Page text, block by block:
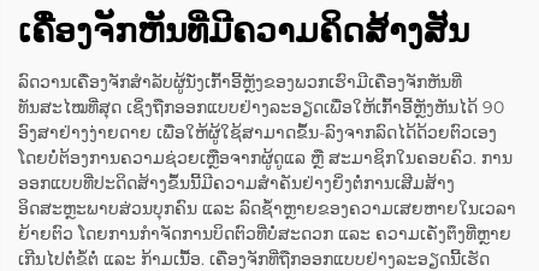
ເຄື່ອງຈັກຫັນທີ່ມີຄວາມຄິດສ້າງສັນ
ລົດວານເຄື່ອງຈັກສຳລັບຜູ້ນັ່ງເກົ້າອີ້ຫຼັງຂອງພວກເຮົາມີເຄື່ອງຈັກຫັນທີ່
ທັນສະໄໝທີ່ສຸດ ເຊິ່ງຖືກອອກແບບຢ່າງລະອຽດເພື່ອໃຫ້ເກົ້າອີ້ຫຼັງຫັນໄດ້ 90
ອົງສາຢ່າງງ່າຍດາຍ ເພື່ອໃຫ້ຜູ້ໃຊ້ສາມາດຂຶ້ນ-ລົງຈາກລົດໄດ້ດ້ວຍຕົວເອງ
ໂດຍບໍ່ຕ້ອງການຄວາມຊ່ວຍເຫຼືອຈາກຜູ້ດູແລ ຫຼື ສະມາຊິກໃນຄອບຄົວ. ການ
ອອກແບບທີ່ປະດິດສ້າງຂຶ້ນນີ້ມີຄວາມສຳຄັນຢ່າງຍິ່ງຕໍ່ການເສີມສ້າງ
ອິດສະຫຼະພາບສ່ວນບຸກຄົນ ແລະ ລົດຊ້ຳຫຼາຍຂອງຄວາມເສຍຫາຍໃນເວລາ
ຍ້າຍຕົວ ໂດຍການກຳຈັດການບິດຕົວທີ່ບໍ່ສະດວກ ແລະ ຄວາມເຄັ່ງຕຶງທີ່ຫຼາຍ
ເກີນໄປຕໍ່ຂໍ້ຕໍ່ ແລະ ກ້າມເນື້ອ. ເຄື່ອງຈັກທີ່ຖືກອອກແບບຢ່າງລະອຽດນີ້ເຮັດ